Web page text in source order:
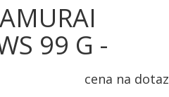
99 G -
cena na dotaz